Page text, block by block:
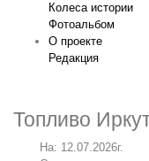
Колеса истории
Фотоальбом
О проекте
Редакция
Топливо
На: 12.07.2026г.